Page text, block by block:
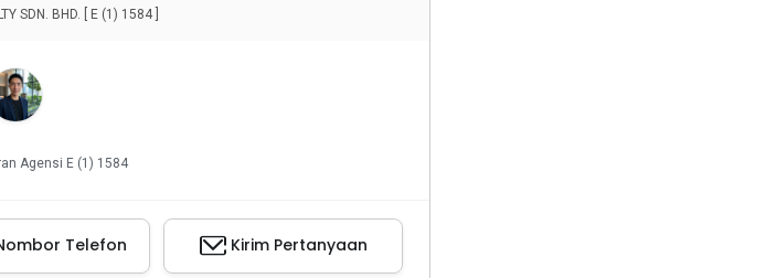
SDN. BHD. [ E (1) 1584 ]
Agensi E (1) 1584
Telefon Kirim Pertanyaan